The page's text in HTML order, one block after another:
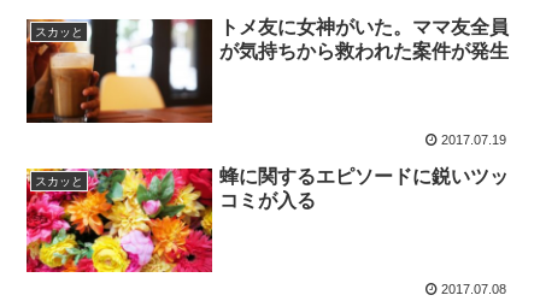
スカッと
トメ友に女神がいた。ママ友全員
が気持ちから救われた案件が発生
2017.07.19
スカッと
蜂に関するエピソードに鋭いツッ
コミが入る
2017.07.08